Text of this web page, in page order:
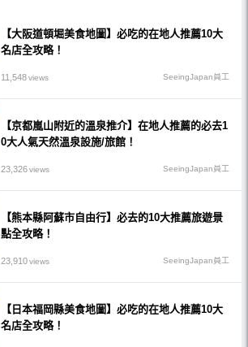
【大阪道頓堀美食地圖】必吃的在地人推薦10大
名店全攻略！
11,548views SeeingJapan員工
【京都嵐山附近的溫泉推介】在地人推薦的必去1
0大人氣天然溫泉設施/旅館！
23,326views SeeingJapan員工
【熊本縣阿蘇市自由行】必去的10大推薦旅遊景
點全攻略！
23,910views SeeingJapan員工
【日本福岡縣美食地圖】必吃的在地人推薦10大
名店全攻略！